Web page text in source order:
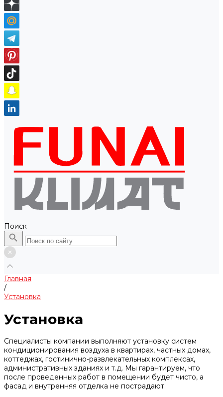
Поиск
Главная
/
Установка
Установка
Специалисты компании выполняют установку систем
кондиционирования воздуха в квартирах, частных домах,
коттеджах, гостинично-развлекательных комплексах,
административных зданиях и т.д. Мы гарантируем, что
после проведенных работ в помещении будет чисто, а
фасад и внутренняя отделка не пострадают.